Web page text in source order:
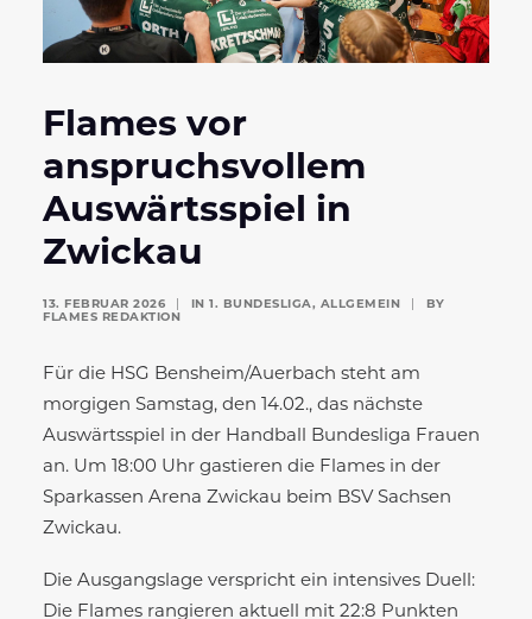
Flames vor
anspruchsvollem
Auswärtsspiel in
Zwickau
13. FEBRUAR 2026 IN 1. BUNDESLIGA, ALLGEMEIN
BY
FLAMES REDAKTION
Für die HSG Bensheim/Auerbach steht am
morgigen Samstag, den 14.02., das nächste
Auswärtsspiel in der Handball Bundesliga Frauen
an. Um 18:00 Uhr gastieren die Flames in der
Sparkassen Arena Zwickau beim BSV Sachsen
Zwickau.
Die Ausgangslage verspricht ein intensives Duell:
Die Flames rangieren aktuell mit 22:8 Punkten